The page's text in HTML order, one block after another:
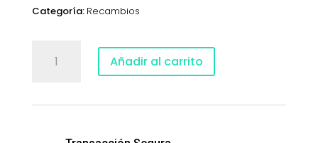
Categoría: Recambios
freno
Añadir al carrito